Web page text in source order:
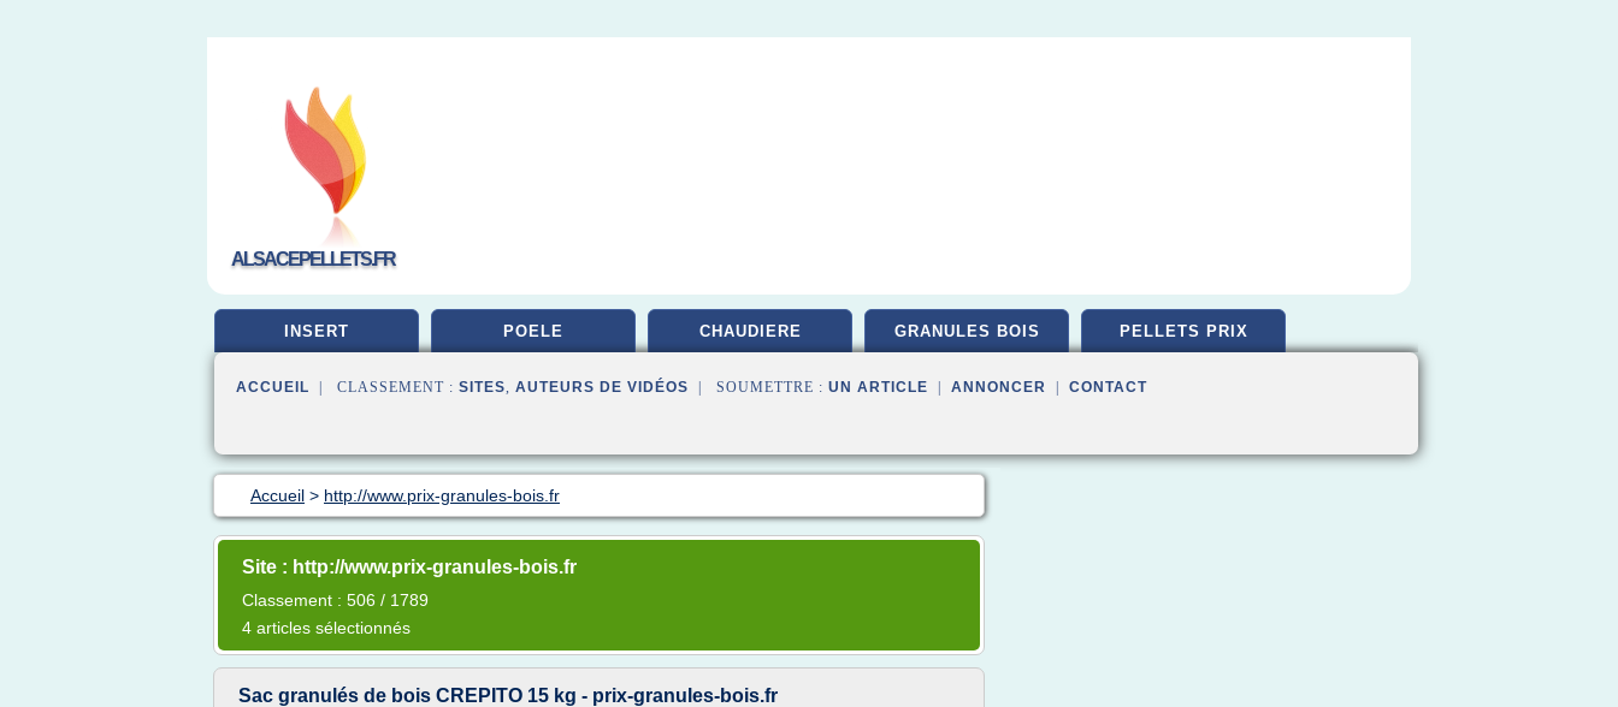
ALSACEPELLETS.FR
INSERT POELE CHAUDIERE GRANULES BOIS PELLETS PRIX
ACCUEIL | CLASSEMENT : SITES, AUTEURS DE VIDÉOS | SOUMETTRE : UN ARTICLE ANNONCER CONTACT
Accueil > http://www.prix-granules-bois.fr
Site : http://www.prix-granules-bois.fr
Classement : 506 / 1789
4 articles sélectionnés
Sac granulés de bois CREPITO 15 kg - prix-granules-bois.fr